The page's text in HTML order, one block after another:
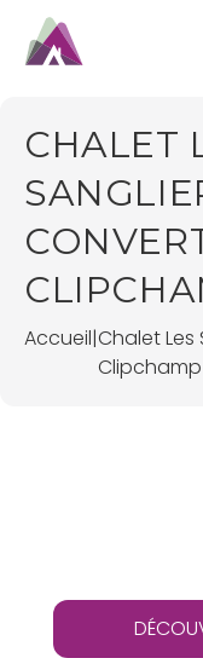
CHALET
Accueil|Chalet Les
Clipchamp